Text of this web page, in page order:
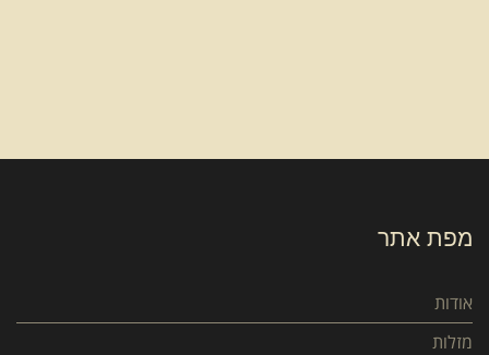
מפת אתר
אודות
מזלות